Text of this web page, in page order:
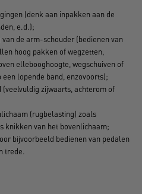
(denk aan inpakken aan de
e.d.);
de arm-schouder (bedienen van
hoog pakken of wegzetten,
ellebooghoogte, wegschuiven of
lopende band, enzovoorts);
zijwaarts, achterom of
(rugbelasting) zoals
knikken van het bovenlichaam;
bijvoorbeeld bedienen van pedalen
trede.